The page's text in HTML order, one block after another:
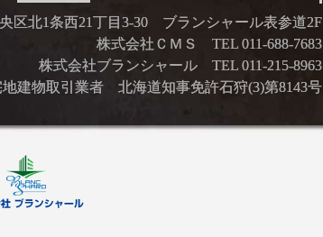
区北1条西21丁目3-30 ブランシャール表参道2F
株式会社ＣＭＳ TEL 011-688-7683
株式会社ブランシャール TEL 011-215-8963
地建物取引業者 北海道知事免許石狩(3)第8143号